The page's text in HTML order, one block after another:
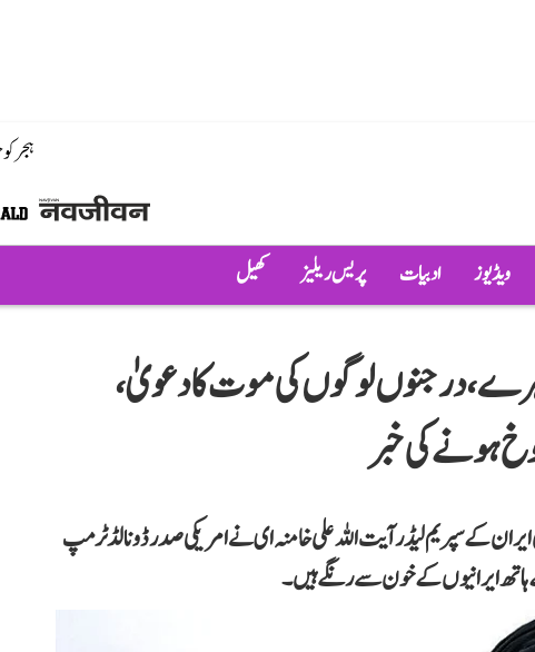
ہجر
ویڈیوز ادبیات پریس ریلیز کھیل
میں مظاہرے، درجنوں لوگوں کی موت کا دعویٰ،
ہونے کی خبر
کے سپریم لیڈر آیت اللہ علی خامنہ ای نے امریکی صدر ڈونالڈ ٹرمپ
ہاتھ ایرانیوں کے خون سے رنگے ہیں۔